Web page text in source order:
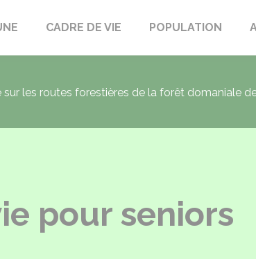
CADRE DE VIE POPULATION
les routes forestières de la forêt domaniale
pour seniors